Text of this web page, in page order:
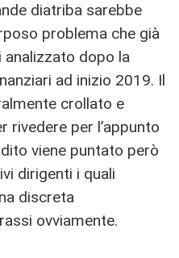
diatriba sarebbe
problema che già
analizzato dopo la
ad inizio 2019. Il
crollato e
rivedere per l’appunto
viene puntato però
dirigenti i quali
discreta
ovviamente.